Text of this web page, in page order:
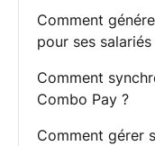
Comment
pour ses salariés
Comment
Combo Pay ?
Comment gérer